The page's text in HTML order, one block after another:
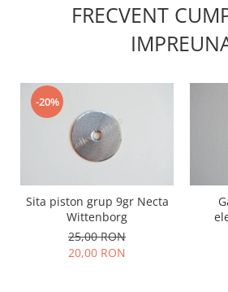
FRECVENT
-20%
Sita piston grup 9gr Necta
Wittenborg
25,00 RON
20,00 RON